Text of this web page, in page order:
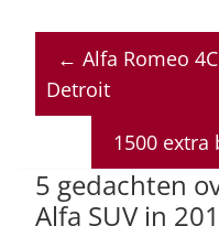
at
s
A
p
c
e
o
o
← Alfa Romeo
Detroit
1500 extra
5 gedachten
Alfa SUV in